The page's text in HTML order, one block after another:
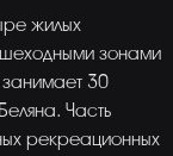
жилых
зонами
30
Часть
рекреационных